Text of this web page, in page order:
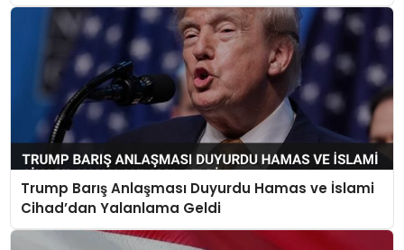
Trump Barış Anlaşması Duyurdu Hamas ve İslami
Cihad’dan Yalanlama Geldi